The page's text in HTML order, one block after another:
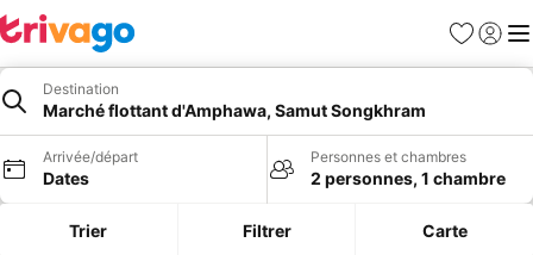
Favoris
Se
Destination
Marché flottant d'Amphawa, Samut Songkhram
Arrivée/départ
Dates
Personnes et chambres
2 personnes, 1 chambre
Trier Filtrer Carte